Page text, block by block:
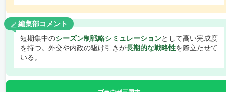
編集部コメント
短期集中のシーズン制戦略シミュレーションとして高い完成度
を持つ。外交や内政の駆け引きが長期的な戦略性を際立たせて
いる。